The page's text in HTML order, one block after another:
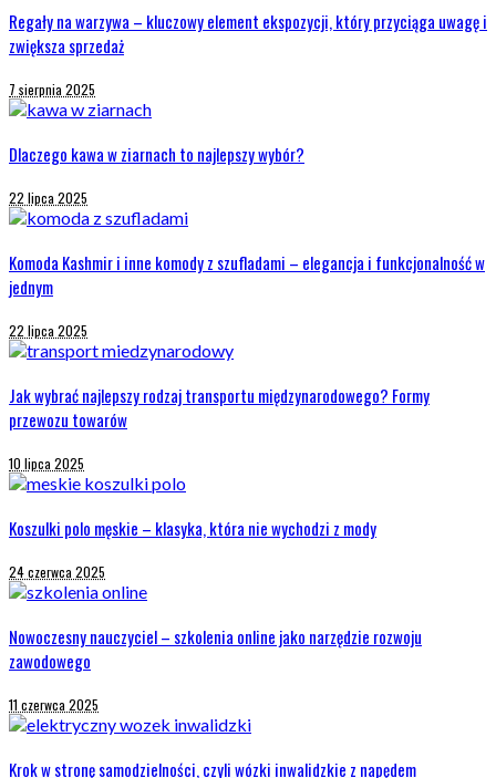
Regały na warzywa – kluczowy element ekspozycji, który przyciąga uwagę i
zwiększa sprzedaż
7 sierpnia 2025
Dlaczego kawa w ziarnach to najlepszy wybór?
22 lipca 2025
Komoda Kashmir i inne komody z szufladami – elegancja i funkcjonalność w
jednym
22 lipca 2025
Jak wybrać najlepszy rodzaj transportu międzynarodowego? Formy
przewozu towarów
10 lipca 2025
Koszulki polo męskie – klasyka, która nie wychodzi z mody
24 czerwca 2025
Nowoczesny nauczyciel – szkolenia online jako narzędzie rozwoju
zawodowego
11 czerwca 2025
Krok w stronę samodzielności, czyli wózki inwalidzkie z napędem